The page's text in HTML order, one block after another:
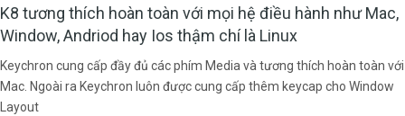
K8 tương thích hoàn toàn với mọi hệ điều hành như Mac,
Window, Andriod hay Ios thậm chí là Linux
Keychron cung cấp đầy đủ các phím Media và tương thích hoàn toàn với
Mac. Ngoài ra Keychron luôn được cung cấp thêm keycap cho Window
Layout